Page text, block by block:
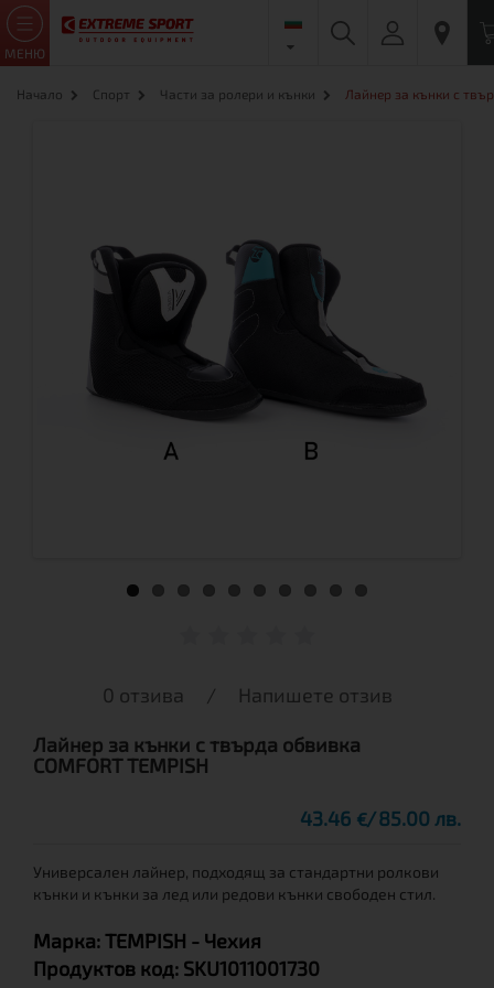
МЕНЮ
Начало Спорт Части за ролери и кънки Лайнер за кънки с
0 отзива / Напишете отзив
Лайнер за кънки с твърда обвивка
COMFORT TEMPISH
43.46 € 85.00 лв.
Универсален лайнер, подходящ за стандартни ролкови
кънки и кънки за лед или редови кънки свободен стил.
Марка:TEMPISH - Чехия
Продуктов код: SKU1011001730